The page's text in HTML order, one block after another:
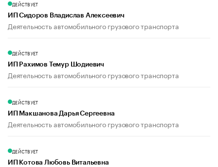
ДЕЙСТВУЕТ
ИП Сидоров Владислав Алексеевич
Деятельность автомобильного грузового транспорта
ДЕЙСТВУЕТ
ИП Рахимов Темур Шодиевич
Деятельность автомобильного грузового транспорта
ДЕЙСТВУЕТ
ИП Макшанова Дарья Сергеевна
Деятельность автомобильного грузового транспорта
ДЕЙСТВУЕТ
ИП Котова Любовь Витальевна